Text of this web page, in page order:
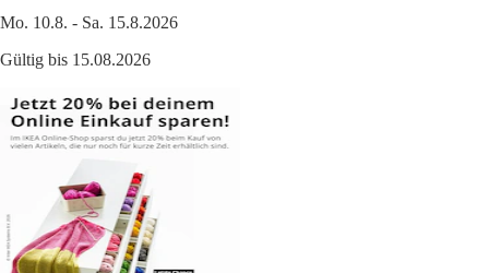
Mo. 10.8. - Sa. 15.8.2026
Gültig bis 15.08.2026